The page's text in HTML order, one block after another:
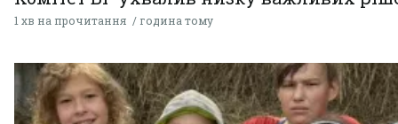
1 хв на прочитання година тому